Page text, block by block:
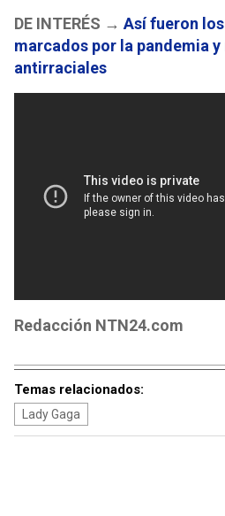
DE INTERÉS → Así fueron
marcados por la pandemia y
antirraciales
Redacción NTN24.com
Temas relacionados:
Lady Gaga